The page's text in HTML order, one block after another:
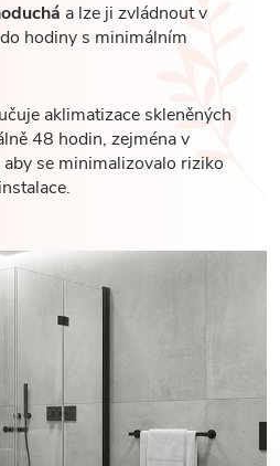
a lze ji zvládnout v
hodiny s minimálním
aklimatizace skleněných
48 hodin, zejména v
se minimalizovalo riziko